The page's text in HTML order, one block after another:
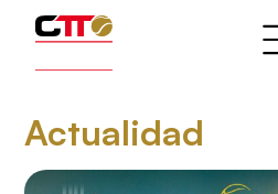
Actualidad